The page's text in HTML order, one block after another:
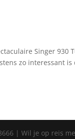
Singer 930
zo interessant
| Wil je op reis